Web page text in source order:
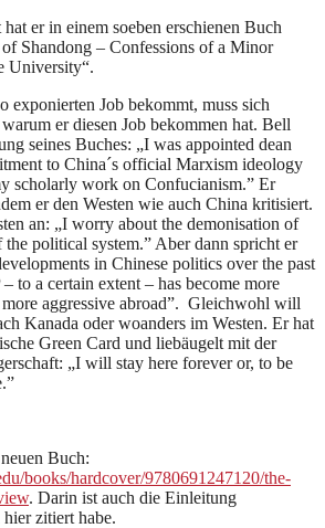
er in einem soeben erschienen Buch
Shandong – Confessions of a Minor
University“.
exponierten Job bekommt, muss sich
er diesen Job bekommen hat. Bell
seines Buches: „I was appointed dean
to China´s official Marxism ideology
scholarly work on Confucianism.” Er
er den Westen wie auch China kritisiert.
an: „I worry about the demonisation of
political system.” Aber dann spricht er
in Chinese politics over the past
to a certain extent – has become more
more aggressive abroad”. Gleichwohl will
Kanada oder woanders im Westen. Er hat
Green Card und liebäugelt mit der
„I will stay here forever or, to be
Buch:
books/hardcover/9780691247120/the-
. Darin ist auch die Einleitung
zitiert habe.